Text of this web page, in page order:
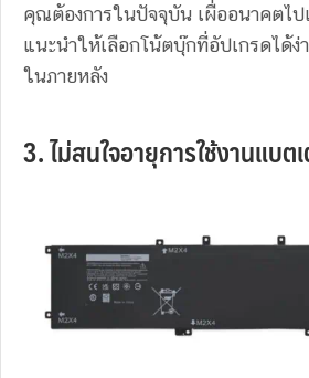
คุณต้องการในปัจจุบัน เผื่ออนาคตไป
แนะนำให้เลือกโน้ตบุ๊กที่อัปเกรดได้ง่
ในภายหลัง
3. ไม่สนใจอายุการใช้งานแบต